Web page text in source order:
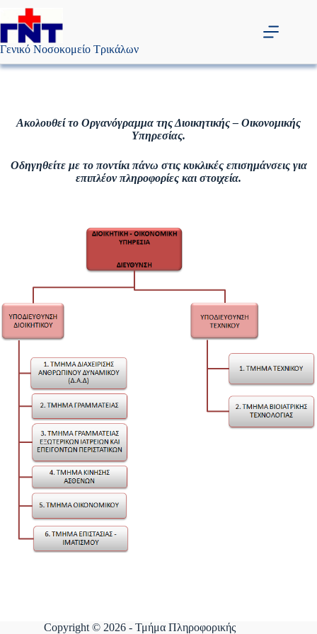
Μετάβαση
περιεχόμενο
Γενικό Νοσοκομείο Τρικάλων
Ακολουθεί το Οργανόγραμμα της Διοικητικής – Οικονομικής
Υπηρεσίας.
Οδηγηθείτε με το ποντίκι πάνω στις κυκλικές επισημάνσεις για
επιπλέον πληροφορίες και στοιχεία.
Copyright © 2026 - Τμήμα Πληροφορικής